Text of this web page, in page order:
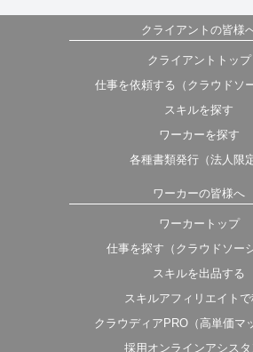
クライアントの皆様
クライアントトップ
仕事を依頼する（クラウドソ
スキルを探す
ワーカーを探す
各種書類発行（法人限定
ワーカーの皆様へ
ワーカートップ
仕事を探す（クラウドソー
スキルを出品する
スキルアフィリエイト
クラウディアPRO（高単価マ
採用オンラインアシスタ